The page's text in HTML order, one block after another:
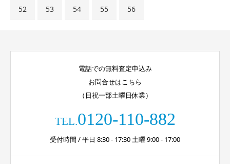
52 53 54 55 56
電話での無料査定申込み
お問合せはこちら
（日祝一部土曜日休業）
TEL.0120-110-882
受付時間 / 平日 8:30 - 17:30 土曜 9:00 - 17:00